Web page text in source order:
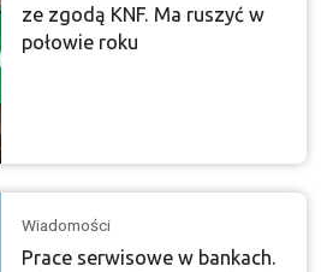
ze zgodą KNF. Ma ruszyć w
połowie roku
Wiadomości
Prace serwisowe w bankach.